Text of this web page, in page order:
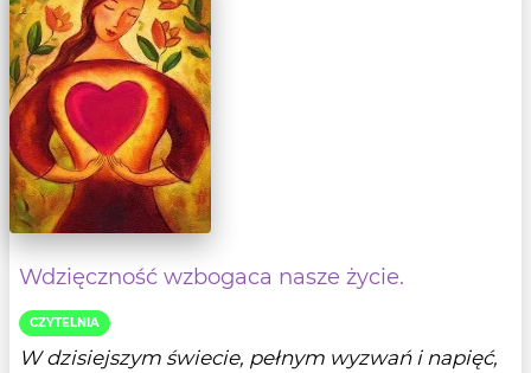
Wdzięczność wzbogaca nasze życie.
CZYTELNIA
W dzisiejszym świecie, pełnym wyzwań i napięć,